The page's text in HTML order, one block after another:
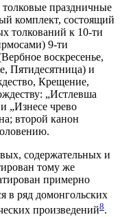
праздничные
комплект, состоящий
толкований к 10-ти
9-ти
воскресенье,
Пятидесятница) и
Крещение,
„Истлевша
„Изнесе чрево
второй канон
содержательных и
тому же
примерно
в ряд домонгольских
произведений8.